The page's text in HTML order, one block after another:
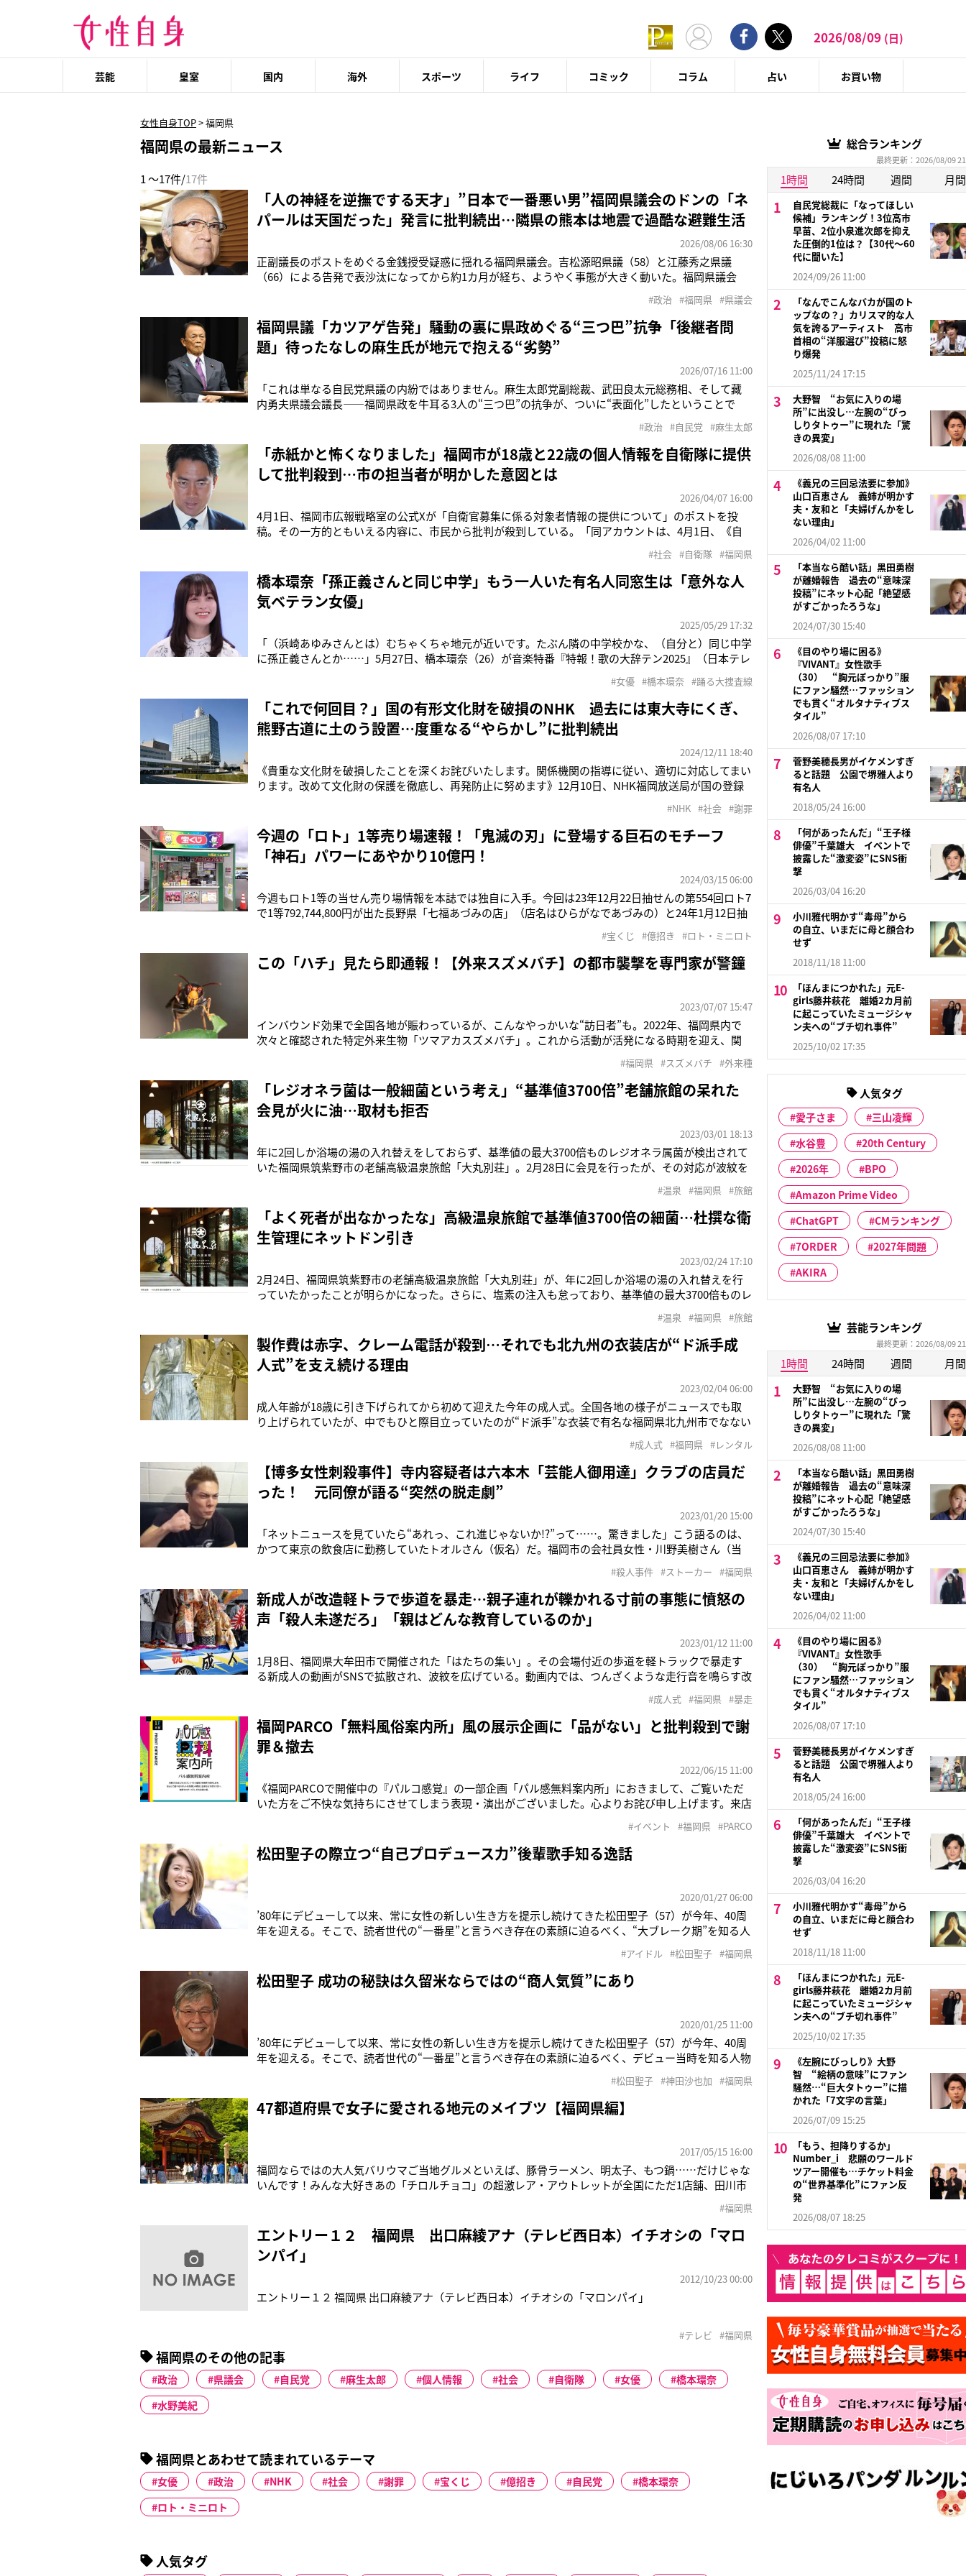
2026/08/09 (日)
芸能 皇室 国内 海外 スポーツ ライフ コミック コラム 占い お買い物
女性自身TOP>福岡県
福岡県の最新ニュース
1 ～17件/17件
「人の神経を逆撫でする天才」”日本で一番悪い男”福岡県議会のドンの「ネ
パールは天国だった」発言に批判続出…隣県の熊本は地震で過酷な避難生活
2026/08/06 16:30
正副議長のポストをめぐる金銭授受疑惑に揺れる福岡県議会。吉松源昭県議（58）と江藤秀之県議
（66）による告発で表沙汰になってから約1カ月が経ち、ようやく事態が大きく動いた。福岡県議会
のガイドラインに基づく第三者委員会の設置に至る経緯を説明したのだ。ある政治部記者は言う。「吉
松氏と江藤氏は'20年にそれぞ
#政治 #福岡県 #県議会
福岡県議「カツアゲ告発」騒動の裏に県政めぐる“三つ巴”抗争「後継者問
題」待ったなしの麻生氏が地元で抱える“劣勢”
2026/07/16 11:00
「これは単なる自民党県議の内紛ではありません。麻生太郎党副総裁、武田良太元総務相、そして藏
内勇夫県議会議長――福岡県政を牛耳る3人の“三つ巴”の抗争が、ついに“表面化”したということで
じた、現職福岡県議による告発だった。告発に踏み切ったのは、元自民党の吉松源昭（もとあき）県
議と江藤秀之県議だ。吉松県議は7日
#政治 #自民党 #麻生太郎
「赤紙かと怖くなりました」福岡市が18歳と22歳の個人情報を自衛隊に提供
して批判殺到…市の担当者が明かした意図とは
2026/04/07 16:00
4月1日、福岡市広報戦略室の公式Xが「自衛官募集に係る対象者情報の提供について」のポストを投
稿。その一方的ともいえる内容に、市民から批判が殺到している。「同アカウントは、4月1日、《自
情報は、募集案内配付にのみ使用されますが、個人情報の提供を望まない方は、除外申請の手続きを6
月1日までに行ってください。
#社会 #自衛隊 #福岡県
橋本環奈「孫正義さんと同じ中学」もう一人いた有名人同窓生は「意外な人
気ベテラン女優」
2025/05/29 17:32
「（浜崎あゆみさんとは）むちゃくちゃ地元が近いです。たぶん隣の中学校かな、（自分と）同じ中学
に孫正義さんとか……」5月27日、橋本環奈（26）が音楽特番『特報！歌の大辞テン2025』（日本テレ
メントで、地元・福岡の意外な交友関係を明かしたのだ。「橋本さんが今年3月末までヒロインを務め
た連続テレビ小説『
#女優 #橋本環奈 #踊る大捜査線
「これで何回目？」国の有形文化財を破損のNHK 過去には東大寺にくぎ、
熊野古道に土のう設置…度重なる“やらかし”に批判続出
2024/12/11 18:40
《貴重な文化財を破損したことを深くお詫びいたします。関係機関の指導に従い、適切に対応してまい
ります。改めて文化財の保護を徹底し、再発防止に努めます》12月10日、NHK福岡放送局が国の登録
にある「旧上妻家住宅（津屋崎千軒民俗館 藍の家）」で、同局によるとニュース番組のロケで、カメ
ラを支える三脚の一部を誤って窓
#NHK #社会 #謝罪
今週の「ロト」1等売り場速報！「鬼滅の刃」に登場する巨石のモチーフ
「神石」パワーにあやかり10億円！
2024/03/15 06:00
今週もロト1等の当せん売り場情報を本誌では独自に入手。今回は23年12月22日抽せんの第554回ロト7
で1等792,744,800円が出た長野県「七福あづみの店」（店名はひらがなであづみの）と24年1月12日抽
エピソードを紹介しよう。「七福あづみの店」は雄大な北アルプスとのどかな田園地帯が
#宝くじ #億招き #ロト・ミニロト
この「ハチ」見たら即通報！【外来スズメバチ】の都市襲撃を専門家が警鐘
2023/07/07 15:47
インバウンド効果で全国各地が賑わっているが、こんなやっかいな“訪日者”も。2022年、福岡県内で
次々と確認された特定外来生物「ツマアカスズメバチ」。これから活動が活発になる時期を迎え、関
学）もそのひとり。「今年、あなたの町に、ツマアカスズメバチが巣を作ることも十分考えられるの
です」と警鐘を鳴らす。（以下、「」
#福岡県 #スズメバチ #外来種
「レジオネラ菌は一般細菌という考え」“基準値3700倍”老舗旅館の呆れた
会見が火に油…取材も拒否
2023/03/01 18:13
年に2回しか浴場の湯の入れ替えをしておらず、基準値の最大3700倍ものレジオネラ属菌が検出されて
いた福岡県筑紫野市の老舗高級温泉旅館「大丸別荘」。2月28日に会見を行ったが、その対応が波紋を
う定められているが、大丸別荘は19年12月以降、完全換水を年2回しか実施していなかったという。そ
の結果、基準値の370
#温泉 #福岡県 #旅館
「よく死者が出なかったな」高級温泉旅館で基準値3700倍の細菌…杜撰な衛
生管理にネットドン引き
2023/02/24 17:10
2月24日、福岡県筑紫野市の老舗高級温泉旅館「大丸別荘」が、年に2回しか浴場の湯の入れ替えを行
っていたかったことが明らかになった。さらに、塩素の注入も怠っており、基準値の最大3700倍ものレ
型の循環浴槽は、「完全換水」と呼ばれるすべての湯を取り替える作業を週1回以上行い、塩素濃度を1
リットルあたり0.4ミリ
#温泉 #福岡県 #旅館
製作費は赤字、クレーム電話が殺到…それでも北九州の衣装店が“ド派手成
人式”を支え続ける理由
2023/02/04 06:00
成人年齢が18歳に引き下げられてから初めて迎えた今年の成人式。全国各地の様子がニュースでも取
り上げられていたが、中でもひと際目立っていたのが“ド派手”な衣装で有名な福岡県北九州市でなない
ガー柄の袴姿の男性、肩を出した花魁姿や人力車に乗って登場する女性などが盛り上がる姿がニュース
でも報じられていた。そんな北九
#成人式 #福岡県 #レンタル
【博多女性刺殺事件】寺内容疑者は六本木「芸能人御用達」クラブの店員だ
った！ 元同僚が語る“突然の脱走劇”
2023/01/20 15:00
「ネットニュースを見ていたら“あれっ、これ進じゃないか!?”って……。驚きました」こう語るのは、
かつて東京の飲食店に勤務していたトオルさん（仮名）だ。福岡市の会社員女性・川野美樹さん（当
時期があるという。「事件発生から二日後の1月18日に逮捕された寺内容疑者には、多くの人が行き交
うJR博多駅近くの繁華街で
#殺人事件 #ストーカー #福岡県
新成人が改造軽トラで歩道を暴走…親子連れが轢かれる寸前の事態に憤怒の
声「殺人未遂だろ」「親はどんな教育しているのか」
2023/01/12 11:00
1月8日、福岡県大牟田市で開催された「はたちの集い」。その会場付近の歩道を軽トラックで暴走す
る新成人の動画がSNSで拡散され、波紋を広げている。動画内では、つんざくような走行音を鳴らす改
て、歩道に突っ込む様子が映されていた。でかでかと「祝」などとスプレーで書かれ、装飾が施された
軽トラックの前方部分には、かす
#成人式 #福岡県 #暴走
福岡PARCO「無料風俗案内所」風の展示企画に「品がない」と批判殺到で謝
罪＆撤去
2022/06/15 11:00
《福岡PARCOで開催中の『パルコ感覚』の一部企画「パル感無料案内所」におきまして、ご覧いただ
いた方をご不快な気持ちにさせてしまう表現・演出がございました。心よりお詫び申し上げます。来店
も、配慮に欠けていたことを痛感いたしております》6月14日、公式SNSでこう謝罪したのは福岡
PARCO。開催中のイベント「
#イベント #福岡県 #PARCO
松田聖子の際立つ“自己プロデュース力”後輩歌手知る逸話
2020/01/27 06:00
’80年にデビューして以来、常に女性の新しい生き方を提示し続けてきた松田聖子（57）が今年、40周
年を迎える。そこで、読者世代の“一番星”と言うべき存在の素顔に迫るべく、“大ブレーク期”を知る人
は事務所のイチオシではなかったけど、才能がすごかった』と言っていました」聖子の3期後輩である
桑田靖子さん（52）は
#アイドル #松田聖子 #福岡県
松田聖子 成功の秘訣は久留米ならではの“商人気質”にあり
2020/01/25 11:00
’80年にデビューして以来、常に女性の新しい生き方を提示し続けてきた松田聖子（57）が今年、40周
年を迎える。そこで、読者世代の“一番星”と言うべき存在の素顔に迫るべく、デビュー当時を知る人物
子の出身地、福岡県久留米市の人なら誰もが知るタウン誌（「月刊くるめ」改め）『gekkle』プロデュ
ーサー・天野周一さ
#松田聖子 #神田沙也加 #福岡県
47都道府県で女子に愛される地元のメイブツ【福岡県編】
2017/05/15 16:00
福岡ならではの大人気バリウマご当地グルメといえば、豚骨ラーメン、明太子、もつ鍋……だけじゃな
いんです！みんな大好きあの「チロルチョコ」の超激レア・アウトレットが全国にただ1店舗、田川市
の「チロル」は松尾社長がチョコレートを作るにあたり、ブランド名としてオーストリアのチロル州か
ら名付けられたそう。このアウ
#福岡県
エントリー１２ 福岡県 出口麻綾アナ（テレビ西日本）イチオシの「マロ
ンパイ」
2012/10/23 00:00
エントリー１２ 福岡県 出口麻綾アナ（テレビ西日本）イチオシの「マロンパイ」
#テレビ #福岡県
福岡県のその他の記事
政治 県議会 自民党 麻生太郎 個人情報 社会 自衛隊 女優
橋本環奈
水野美紀
福岡県とあわせて読まれているテーマ
女優 政治 NHK 社会 謝罪 宝くじ 億招き 自民党
橋本環奈
ロト・ミニロト
人気タグ
総合ランキング
最終更新：2026/08/09
1時間 24時間 週間 月間
自民党総裁に「なってほしい
候補」ランキング！3位高市
早苗、2位小泉進次郎を抑え
た圧倒的1位は？【30代〜60
代に聞いた】
2024/09/26 11:00
「なんでこんなバカが国のト
ップなの？」カリスマ的な人
気を誇るアーティスト 高市
首相の“洋服選び”投稿に怒
り爆発
2025/11/24 17:15
大野智 “お気に入りの場
所”に出没し…左腕の“びっ
しりタトゥー”に現れた「驚
きの異変」
2026/08/08 11:00
《義兄の三回忌法要に参加》
山口百恵さん 義姉が明かす
夫・友和と「夫婦げんかをし
ない理由」
2026/04/02 11:00
「本当なら酷い話」黒田勇樹
が離婚報告 過去の“意味深
投稿”にネット心配「絶望感
がすごかったろうな」
2024/07/30 15:40
《目のやり場に困る》
『VIVANT』女性歌手
（30） “胸元ぽっかり”服
にファン騒然…ファッション
でも貫く“オルタナティブス
タイル”
2026/08/07 17:10
菅野美穂長男がイケメンすぎ
ると話題 公園で堺雅人より
有名人
2018/05/24 16:00
「何があったんだ」“王子様
俳優”千葉雄大 イベントで
披露した“激変姿”にSNS衝
撃
2026/03/04 16:20
小川雅代明かす“毒母”から
の自立、いまだに母と顔合わ
せず
2018/11/18 11:00
「ほんまにつかれた」元E-
girls藤井萩花 離婚2カ月前
に起こっていたミュージシャ
ン夫への“ブチ切れ事件”
2025/10/02 17:35
人気タグ
愛子さま
三山凌輝
水谷豊
20th Century
2026年
BPO
Amazon Prime Video
ChatGPT
CMランキング
7ORDER
2027年問題
AKIRA
芸能ランキング
最終更新：2026/08/09
1時間 24時間 週間 月間
大野智 “お気に入りの場
所”に出没し…左腕の“びっ
しりタトゥー”に現れた「驚
きの異変」
2026/08/08 11:00
「本当なら酷い話」黒田勇樹
が離婚報告 過去の“意味深
投稿”にネット心配「絶望感
がすごかったろうな」
2024/07/30 15:40
《義兄の三回忌法要に参加》
山口百恵さん 義姉が明かす
夫・友和と「夫婦げんかをし
ない理由」
2026/04/02 11:00
《目のやり場に困る》
『VIVANT』女性歌手
（30） “胸元ぽっかり”服
にファン騒然…ファッション
でも貫く“オルタナティブス
タイル”
2026/08/07 17:10
菅野美穂長男がイケメンすぎ
ると話題 公園で堺雅人より
有名人
2018/05/24 16:00
「何があったんだ」“王子様
俳優”千葉雄大 イベントで
披露した“激変姿”にSNS衝
撃
2026/03/04 16:20
小川雅代明かす“毒母”から
の自立、いまだに母と顔合わ
せず
2018/11/18 11:00
「ほんまにつかれた」元E-
girls藤井萩花 離婚2カ月前
に起こっていたミュージシャ
ン夫への“ブチ切れ事件”
2025/10/02 17:35
《左腕にびっしり》大野
智 “絵柄の意味”にファン
騒然…“巨大タトゥー”に描
かれた「7文字の言葉」
2026/07/09 15:25
「もう、担降りするか」
Number_i 悲願のワールド
ツアー開催も…チケット料金
の“世界基準化”にファン反
発
2026/08/07 18:25